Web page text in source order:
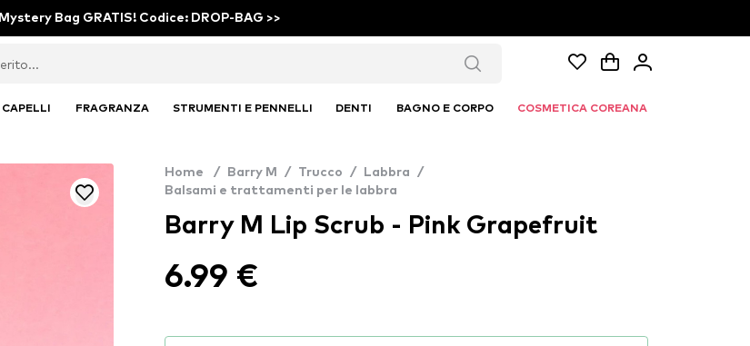
Mystery Bag GRATIS! Codice: DROP-BAG >>
CAPELLI FRAGRANZA STRUMENTI E PENNELLI DENTI BAGNO E CORPO COSMETICA COREANA
Home / Barry M / Trucco / Labbra
/
Balsami e trattamenti per le labbra
Barry M Lip Scrub - Pink Grapefruit
6.99 €